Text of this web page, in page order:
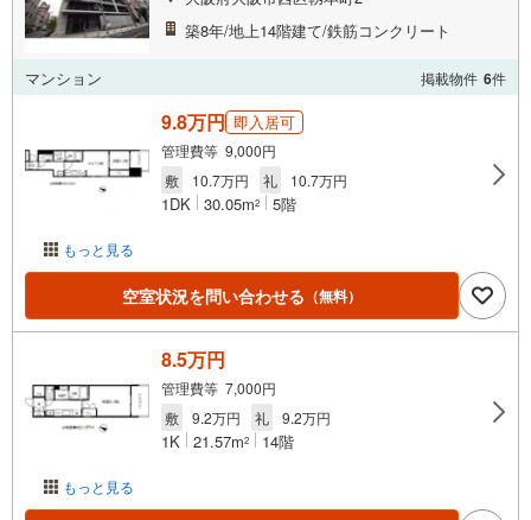
築8年/地上14階建て/鉄筋コンクリート
マンション 掲載物件 6件
もっと見る
9.8万円 即入居可
管理費等 9,000円
敷
10.7万円 礼 10.7万円
1DK 30.05m2 5階
空室状況を問い合わせる （無料）
もっと見る
8.5万円
管理費等 7,000円
敷
9.2万円 礼 9.2万円
1K 21.57m2 14階